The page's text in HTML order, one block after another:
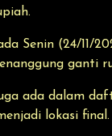
Senin (24/11/
ganti
ada dalam
lokasi final.